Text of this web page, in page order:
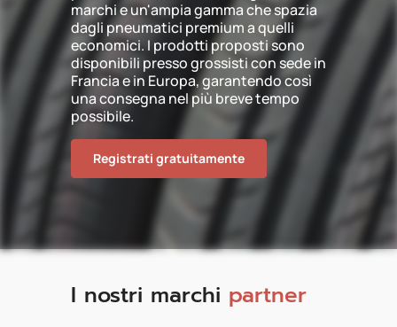
marchi e un'ampia gamma che spazia
dagli pneumatici premium a quelli
economici. I prodotti proposti sono
disponibili presso grossisti con sede in
Francia e in Europa, garantendo così
una consegna nel più breve tempo
possibile.
Registrati gratuitamente
I nostri marchi partner